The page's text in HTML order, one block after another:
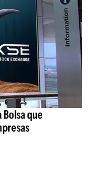
Bolsa que